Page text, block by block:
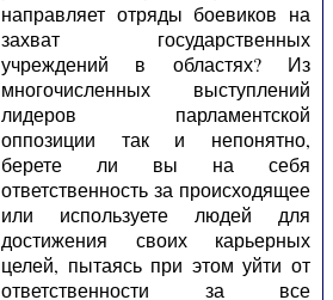
направляет отряды боевиков на
захват государственных
учреждений в областях? Из
многочисленных выступлений
лидеров парламентской
оппозиции так и непонятно,
берете ли вы на себя
ответственность за происходящее
или используете людей для
достижения своих карьерных
целей, пытаясь при этом уйти от
ответственности за все